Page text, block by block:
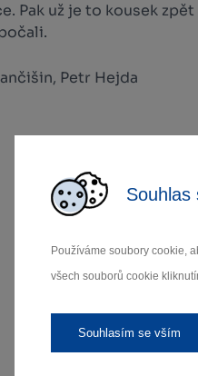
Souhlas
Používáme soubory cookie,
všech souborů cookie
Souhlasím se vším
Pak už je to kousek
Petr Hejda